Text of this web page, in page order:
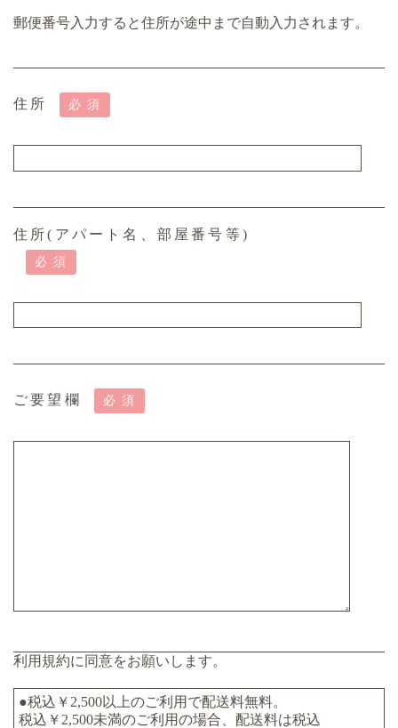
郵便番号入力すると住所が途中まで自動入力されます。
住所 必須
住所(アパート名、部屋番号等)
必須
ご要望欄 必須
利用規約に同意をお願いします。
●税込￥2,500以上のご利用で配送料無料。
税込￥2,500未満のご利用の場合、配送料は税込